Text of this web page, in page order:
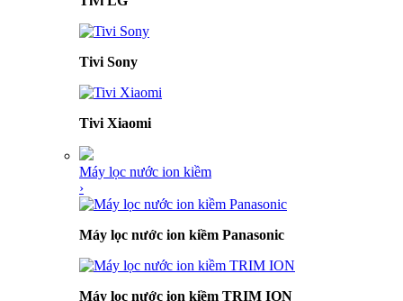
Tivi Sony
Tivi Xiaomi
Máy lọc nước ion kiềm
›
Máy lọc nước ion kiềm Panasonic
Máy lọc nước ion kiềm TRIM ION